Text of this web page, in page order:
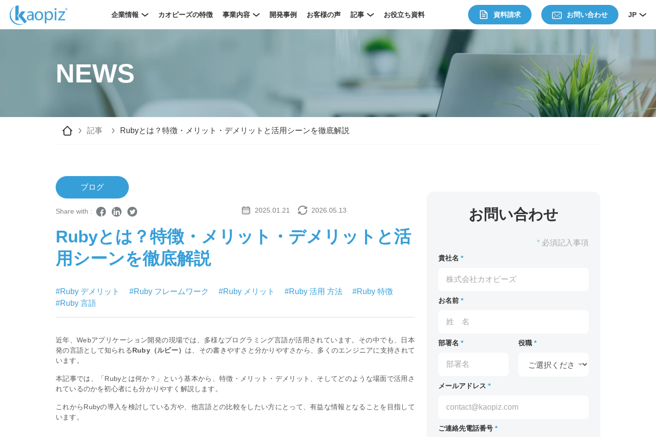
企業情報 カオピーズの特徴 事業内容 開発事例 お客様の声 記事 お役立ち資料 JP
資料請求 お問い合わせ
NEWS
記事 Rubyとは？特徴・メリット・デメリットと活用シーンを徹底解説
ブログ
Share with : 2025.01.21 2026.05.13
Rubyとは？特徴・メリット・デメリットと活
用シーンを徹底解説
#Ruby デメリット #Ruby フレームワーク #Ruby メリット #Ruby 活用 方法
#Ruby 特徴
#Ruby 言語
近年、Webアプリケーション開発の現場では、多様なプログラミング言語が活用されています。その中でも、日本
発の言語として知られるRuby（ルビー） は、その書きやすさと分かりやすさから、多くのエンジニアに支持されて
います。
本記事では、「Rubyとは何か？」という基本から、特徴・メリット・デメリット、そしてどのような場面で活用さ
れているのかを初心者にも分かりやすく解説します。
これからRubyの導入を検討している方や、他言語との比較をしたい方にとって、有益な情報となることを目指して
います。
お問い合わせ
* 必須記入事項
貴社名 *
お名前 *
部署名 * 役職 *
メールアドレス *
ご連絡先電話番号 *